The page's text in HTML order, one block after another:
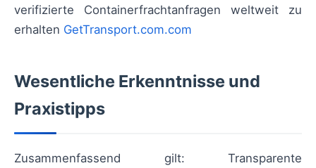
verifizierte Containerfrachtanfragen weltweit zu
erhalten GetTransport.com.com
Wesentliche Erkenntnisse und
Praxistipps
Zusammenfassend gilt: Transparente